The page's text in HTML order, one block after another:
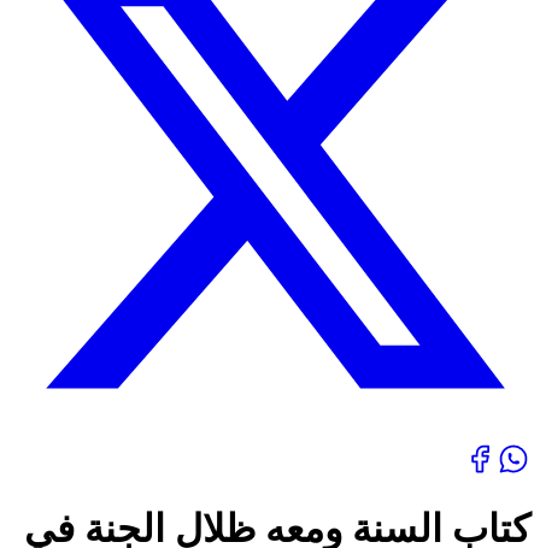
كتاب السنة ومعه ظلال الجنة في